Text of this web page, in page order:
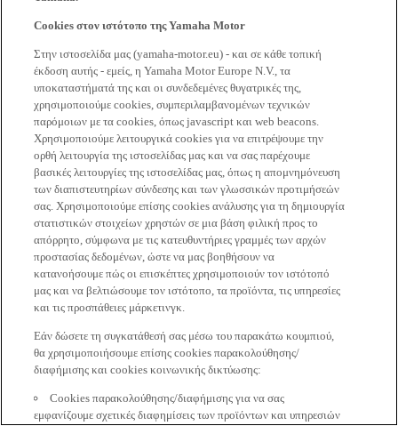
Cookies στον ιστότοπο της Yamaha Motor
Στην ιστοσελίδα μας (yamaha-motor.eu) - και σε κάθε τοπική
έκδοση αυτής - εμείς, η Yamaha Motor Europe N.V., τα
υποκαταστήματά της και οι συνδεδεμένες θυγατρικές της,
χρησιμοποιούμε cookies, συμπεριλαμβανομένων τεχνικών
παρόμοιων με τα cookies, όπως javascript και web beacons.
Χρησιμοποιούμε λειτουργικά cookies για να επιτρέψουμε την
ορθή λειτουργία της ιστοσελίδας μας και να σας παρέχουμε
βασικές λειτουργίες της ιστοσελίδας μας, όπως η απομνημόνευση
των διαπιστευτηρίων σύνδεσης και των γλωσσικών προτιμήσεών
σας. Χρησιμοποιούμε επίσης cookies ανάλυσης για τη δημιουργία
στατιστικών στοιχείων χρηστών σε μια βάση φιλική προς το
απόρρητο, σύμφωνα με τις κατευθυντήριες γραμμές των αρχών
προστασίας δεδομένων, ώστε να μας βοηθήσουν να
κατανοήσουμε πώς οι επισκέπτες χρησιμοποιούν τον ιστότοπό
μας και να βελτιώσουμε τον ιστότοπο, τα προϊόντα, τις υπηρεσίες
και τις προσπάθειες μάρκετινγκ.
Εάν δώσετε τη συγκατάθεσή σας μέσω του παρακάτω κουμπιού,
θα χρησιμοποιήσουμε επίσης cookies παρακολούθησης/
διαφήμισης και cookies κοινωνικής δικτύωσης:
Cookies παρακολούθησης/διαφήμισης για να σας
εμφανίζουμε σχετικές διαφημίσεις των προϊόντων και υπηρεσιών